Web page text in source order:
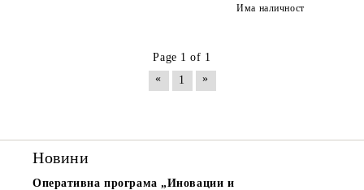
Има наличност
Page 1 of 1
«
1 »
Новини
Оперативна програма „Иновации и